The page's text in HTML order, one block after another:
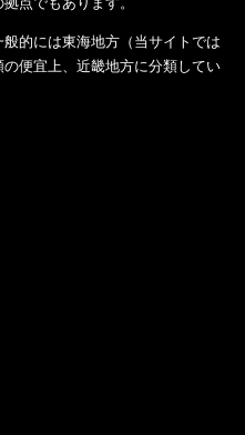
的には東海地方（当サイトでは
便宜上、近畿地方に分類してい